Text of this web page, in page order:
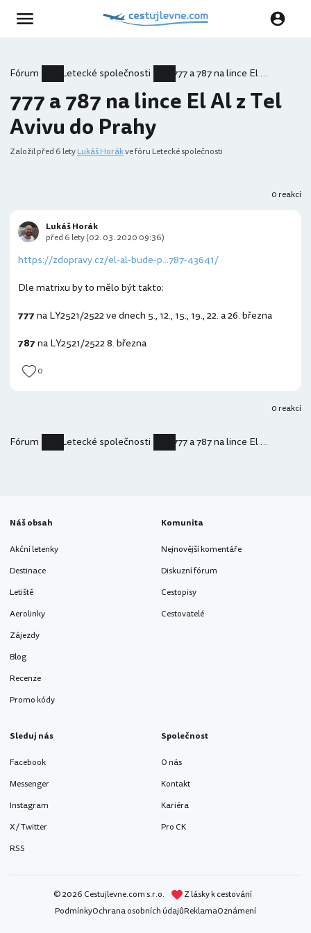
Fórum Letecké společnosti 777 a 787 na lince El Al z Tel Avivu do Prahy
777 a 787 na lince El Al z Tel
Avivu do Prahy
Založilpřed 6 letyLukáš Horákve fóru Letecké společnosti
0 reakcí
https://zdopravy.cz/el-al-bude-p...787-43641/
Dle matrixu by to mělo být takto:
777na LY2521/2522 ve dnech 5., 12., 15., 19., 22. a 26. března
787na LY2521/2522 8. března
0
Lukáš Horák
před 6 lety (02. 03. 2020 09:36)
0 reakcí
Fórum Letecké společnosti 777 a 787 na lince El Al z Tel Avivu do Prahy
Náš obsah
Akční letenky
Destinace
Letiště
Aerolinky
Zájezdy
Blog
Recenze
Promo kódy
Komunita
Nejnovější komentáře
Diskuzní fórum
Cestopisy
Cestovatelé
Sleduj nás
Facebook
Messenger
Instagram
X / Twitter
RSS
Společnost
O nás
Kontakt
Kariéra
Pro CK
© 2026 Cestujlevne.com s.r.o.
Z lásky k cestování
PodmínkyOchrana osobních údajůReklamaOznámení